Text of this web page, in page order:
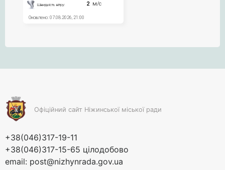
Офіційний сайт Ніжинської міської ради
+38(046)317-19-11
+38(046)317-15-65 цілодобово
email: post@nizhynrada.gov.ua